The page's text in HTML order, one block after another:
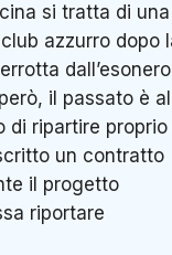
si tratta di una
azzurro dopo
dall’esonero
il passato è
di ripartire proprio
un contratto
il progetto
riportare